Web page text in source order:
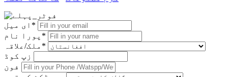
ای میل*
پورا نام*
ملک/علاقہ*
زپ کوڈ
فون